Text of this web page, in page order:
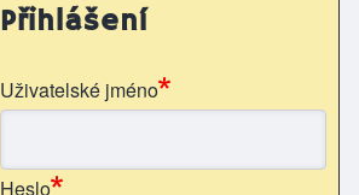
Přihlášení
Uživatelské jméno
Heslo